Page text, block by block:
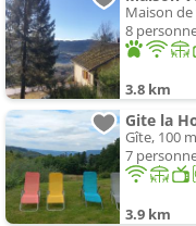
Maison de
8
3.8 km
Gite la
Gîte, 100
7
3.9 km